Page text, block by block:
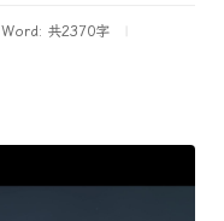
Word: 共2370字